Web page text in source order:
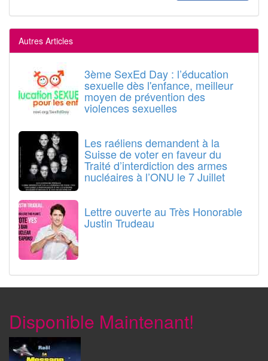
Autres Articles
3ème SexEd Day : l’éducation
sexuelle dès l'enfance, meilleur
moyen de prévention des
violences sexuelles
Les raéliens demandent à la
Suisse de voter en faveur du
Traité d’interdiction des armes
nucléaires à l’ONU le 7 Juillet
Lettre ouverte au Très Honorable
Justin Trudeau
Disponible Maintenant!